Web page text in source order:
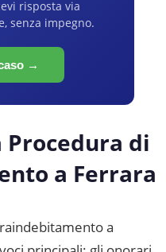
risposta via
senza impegno.
→
Procedura di
a Ferrara
a